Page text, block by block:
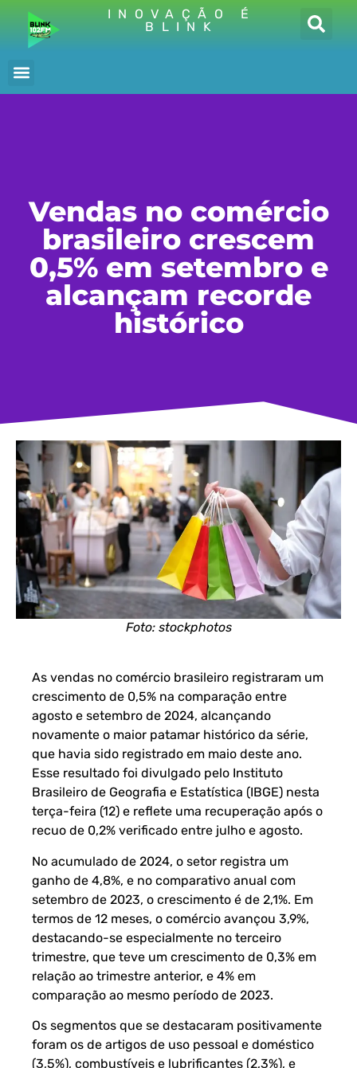
INOVAÇÃO É
BLINK
Vendas no comércio
brasileiro crescem
0,5% em setembro e
alcançam recorde
histórico
Foto: stockphotos
As vendas no comércio brasileiro registraram um
crescimento de 0,5% na comparação entre
agosto e setembro de 2024, alcançando
novamente o maior patamar histórico da série,
que havia sido registrado em maio deste ano.
Esse resultado foi divulgado pelo Instituto
Brasileiro de Geografia e Estatística (IBGE) nesta
terça-feira (12) e reflete uma recuperação após o
recuo de 0,2% verificado entre julho e agosto.
No acumulado de 2024, o setor registra um
ganho de 4,8%, e no comparativo anual com
setembro de 2023, o crescimento é de 2,1%. Em
termos de 12 meses, o comércio avançou 3,9%,
destacando-se especialmente no terceiro
trimestre, que teve um crescimento de 0,3% em
relação ao trimestre anterior, e 4% em
comparação ao mesmo período de 2023.
Os segmentos que se destacaram positivamente
foram os de artigos de uso pessoal e doméstico
(3,5%), combustíveis e lubrificantes (2,3%), e